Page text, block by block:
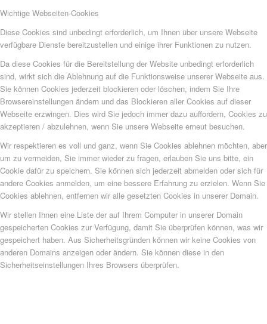
Wichtige Webseiten-Cookies
Diese Cookies sind unbedingt erforderlich, um Ihnen über unsere Webseite
verfügbare Dienste bereitzustellen und einige ihrer Funktionen zu nutzen.
Da diese Cookies für die Bereitstellung der Website unbedingt erforderlich
sind, wirkt sich die Ablehnung auf die Funktionsweise unserer Webseite aus.
Sie können Cookies jederzeit blockieren oder löschen, indem Sie Ihre
Browsereinstellungen ändern und das Blockieren aller Cookies auf dieser
Webseite erzwingen. Dies wird Sie jedoch immer dazu auffordern, Cookies zu
akzeptieren / abzulehnen, wenn Sie unsere Webseite erneut besuchen.
Wir respektieren es voll und ganz, wenn Sie Cookies ablehnen möchten, aber
um zu vermeiden, Sie immer wieder zu fragen, erlauben Sie uns bitte, ein
Cookie dafür zu speichern. Sie können sich jederzeit abmelden oder sich für
andere Cookies anmelden, um eine bessere Erfahrung zu erzielen. Wenn Sie
Cookies ablehnen, entfernen wir alle gesetzten Cookies in unserer Domain.
Wir stellen Ihnen eine Liste der auf Ihrem Computer in unserer Domain
gespeicherten Cookies zur Verfügung, damit Sie überprüfen können, was wir
gespeichert haben. Aus Sicherheitsgründen können wir keine Cookies von
anderen Domains anzeigen oder ändern. Sie können diese in den
Sicherheitseinstellungen Ihres Browsers überprüfen.